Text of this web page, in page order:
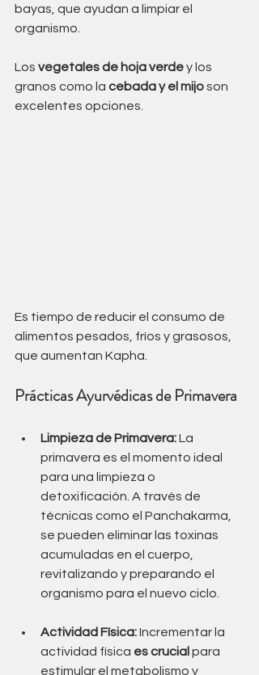
bayas, que ayudan a limpiar el
organismo.
Los vegetales de hoja verde y los
granos como la cebada y el mijo son
excelentes opciones.
Es tiempo de reducir el consumo de
alimentos pesados, fríos y grasosos,
que aumentan Kapha.
Prácticas Ayurvédicas de Primavera
Limpieza de Primavera: La
primavera es el momento ideal
para una limpieza o
detoxificación. A través de
técnicas como el Panchakarma,
se pueden eliminar las toxinas
acumuladas en el cuerpo,
revitalizando y preparando el
organismo para el nuevo ciclo.
Actividad Física: Incrementar la
actividad física es crucial para
estimular el metabolismo y